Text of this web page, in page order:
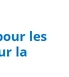
les
la